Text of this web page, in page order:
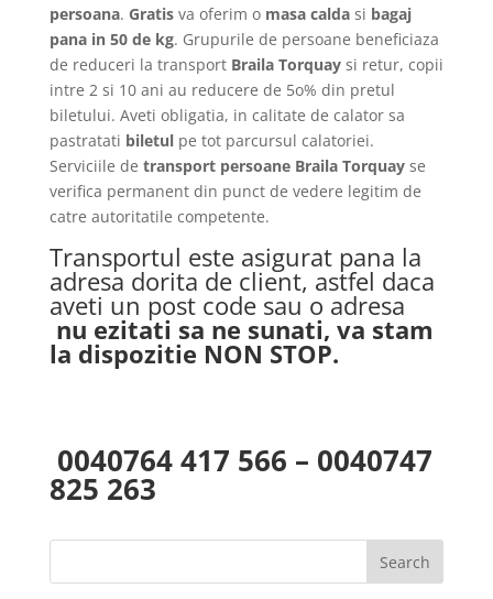
persoana. Gratisva oferim o masa caldasi bagaj
pana in 50 de kg. Grupurile de persoane beneficiaza
de reduceri la transport Braila Torquaysi retur, copii
intre 2 si 10 ani au reducere de 5o% din pretul
biletului. Aveti obligatia, in calitate de calator sa
pastratati biletulpe tot parcursul calatoriei.
Serviciile de transport persoane Braila Torquay se
verifica permanent din punct de vedere legitim de
catre autoritatile competente.
Transportul este asigurat pana la
adresa dorita de client, astfel daca
aveti un post code sau o adresa
nu ezitati sa ne sunati, va stam
la dispozitie NON STOP.
0040764 417 566 – 0040747
825 263